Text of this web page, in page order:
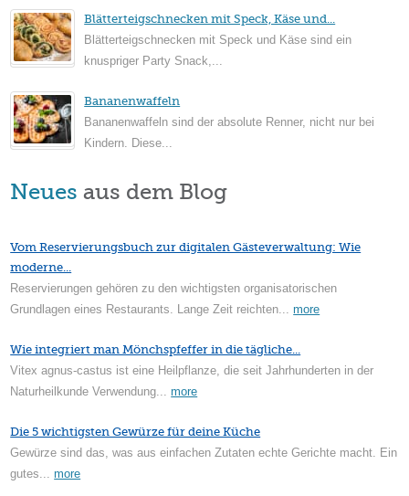
Blätterteigschnecken mit Speck, Käse und...
Blätterteigschnecken mit Speck und Käse sind ein
knuspriger Party Snack,...
Bananenwaffeln
Bananenwaffeln sind der absolute Renner, nicht nur bei
Kindern. Diese...
Neues aus dem Blog
Vom Reservierungsbuch zur digitalen Gästeverwaltung: Wie
moderne...
Reservierungen gehören zu den wichtigsten organisatorischen
Grundlagen eines Restaurants. Lange Zeit reichten...more
Wie integriert man Mönchspfeffer in die tägliche...
Vitex agnus-castus ist eine Heilpflanze, die seit Jahrhunderten in der
Naturheilkunde Verwendung...more
Die 5 wichtigsten Gewürze für deine Küche
Gewürze sind das, was aus einfachen Zutaten echte Gerichte macht. Ein
gutes...more